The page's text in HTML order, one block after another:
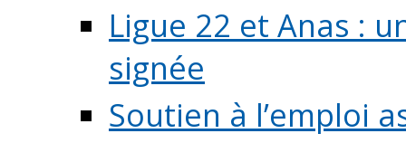
Ligue 22 et Anas :
signée
Soutien à l’emploi